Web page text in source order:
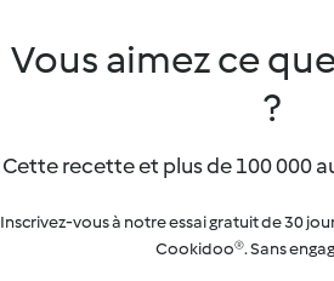
Vous aimez ce
?
Cette recette et plus de 100 000
Inscrivez-vous à notre essai gratuit de 30
Cookidoo®. Sans